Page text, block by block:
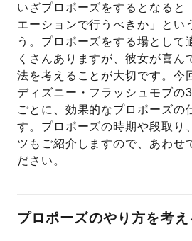
いざプロポーズをするとなると
エーションで行うべきか」とい
う。プロポーズをする場として
くさんありますが、彼女が喜ん
法を考えることが大切です。今
ディズニー・フラッシュモブの
ごとに、効果的なプロポーズの
す。プロポーズの時期や段取り
ツもご紹介しますので、あわせ
ださい。
プロポーズのやり方を考
エピソード Follow us